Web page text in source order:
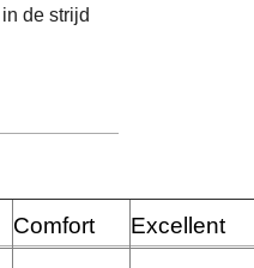
de strijd
Comfort Excellent